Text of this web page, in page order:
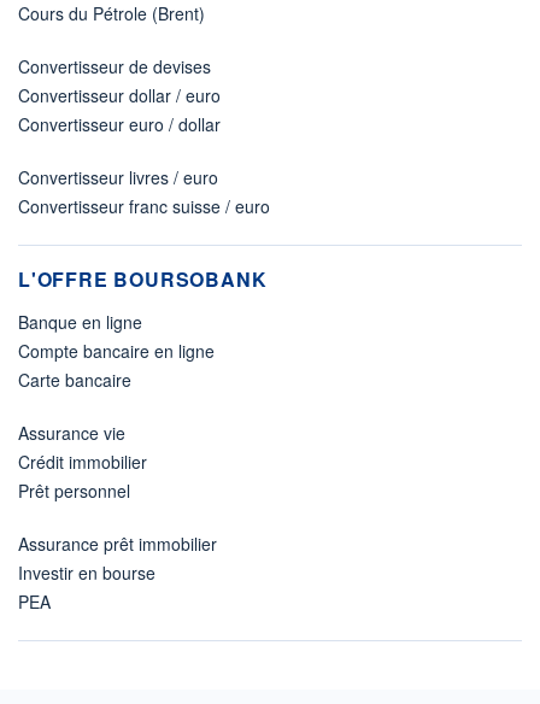
Cours du Pétrole (Brent)
Convertisseur de devises
Convertisseur dollar / euro
Convertisseur euro / dollar
Convertisseur livres / euro
Convertisseur franc suisse / euro
L'OFFRE BOURSOBANK
Banque en ligne
Compte bancaire en ligne
Carte bancaire
Assurance vie
Crédit immobilier
Prêt personnel
Assurance prêt immobilier
Investir en bourse
PEA